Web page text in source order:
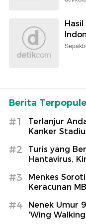
Berita
#1
Terlanjur
Kanker
#2
Turis yang
Hantavirus,
#3
Menkes
Keracunan
#4
Nenek Umur
'Wing